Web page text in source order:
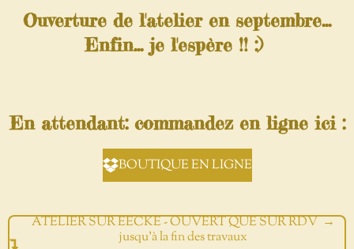
Ouverture de l'atelier en septembre...
Enfin... je l'espère !! :)
En attendant: commandez en ligne ici :
BOUTIQUE EN LIGNE
ATELIER SUR EECKE - OUVERT QUE SUR RDV →
jusqu'à la fin des travaux